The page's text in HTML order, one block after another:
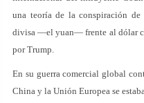
una teoría de la conspiración
divisa —el yuan— frente al dólar
por Trump.
En su guerra comercial global
China y la Unión Europea se